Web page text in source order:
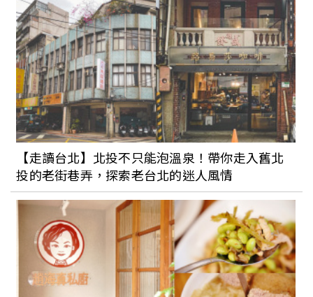
【走讀台北】北投不只能泡溫泉！帶你走入舊北
投的老街巷弄，探索老台北的迷人風情